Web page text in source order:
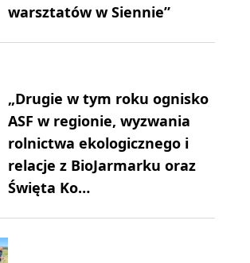
warsztatów w Siennie”
„Drugie w tym roku ognisko
ASF w regionie, wyzwania
rolnictwa ekologicznego i
relacje z BioJarmarku oraz
Święta Ko…